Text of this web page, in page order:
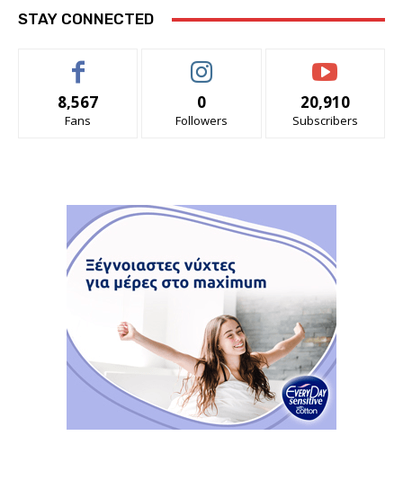
STAY CONNECTED
8,567
Fans
0
Followers
20,910
Subscribers